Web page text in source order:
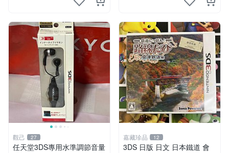
觀己 27
任天堂3DS專用水準調節音量
嘉藏珍品 12
3DS 日版 日文 日本鐵道 會